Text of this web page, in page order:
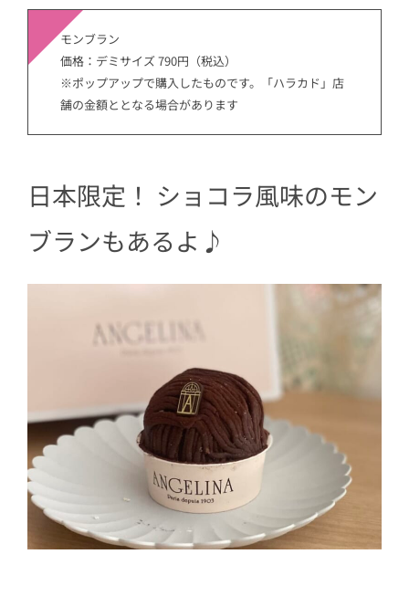
モンブラン
価格：デミサイズ 790円（税込）
※ポップアップで購入したものです。「ハラカド」店
舗の金額ととなる場合があります
日本限定！ ショコラ風味のモン
ブランもあるよ♪